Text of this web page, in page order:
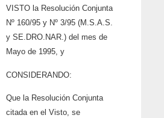
VISTO la Resolución Conjunta
Nº 160/95 y Nº 3/95 (M.S.A.S.
y SE.DRO.NAR.) del mes de
Mayo de 1995, y
CONSIDERANDO:
Que la Resolución Conjunta
citada en el Visto, se